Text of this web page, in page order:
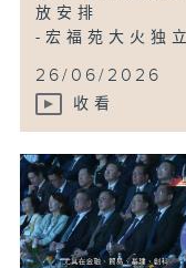
放安排
-宏福苑大火独
26/06/2026
收看